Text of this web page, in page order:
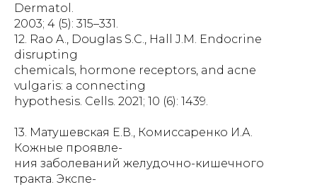
Dermatol.
2003; 4 (5): 315–331.
12. Rao A., Douglas S.C., Hall J.M. Endocrine
disrupting
chemicals, hormone receptors, and acne
vulgaris: a connecting
hypothesis. Cells. 2021; 10 (6): 1439.
13. Матушевская Е.В., Комиссаренко И.А.
Кожные проявле-
ния заболеваний желудочно-кишечного
тракта. Экспе-